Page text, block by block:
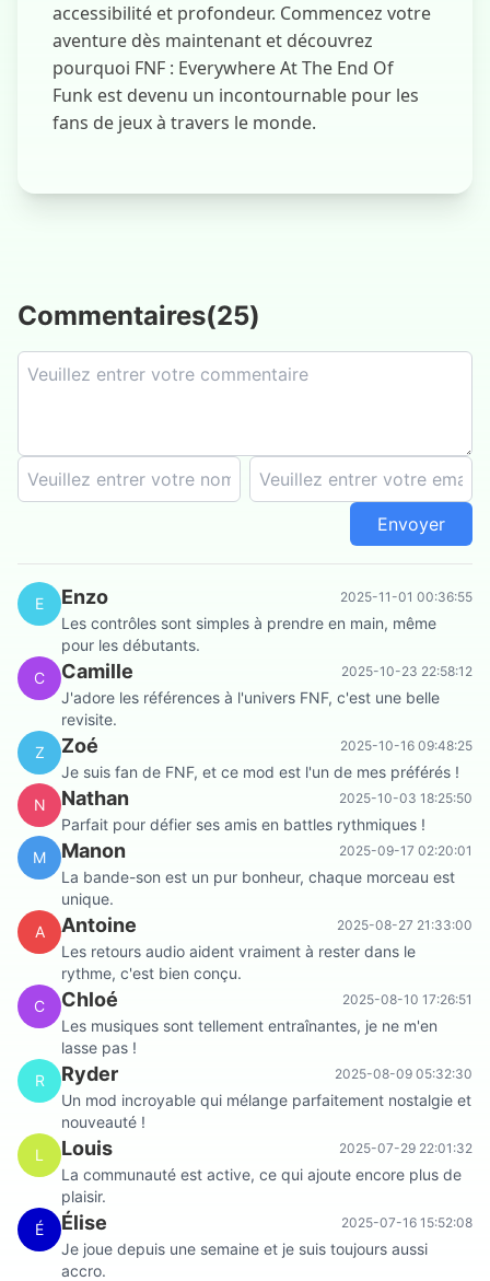
accessibilité et profondeur. Commencez votre
aventure dès maintenant et découvrez
pourquoi FNF : Everywhere At The End Of
Funk est devenu un incontournable pour les
fans de jeux à travers le monde.
Commentaires(25)
Envoyer
E Enzo 2025-11-01 00:36:55
Les contrôles sont simples à prendre en main, même
pour les débutants.
C
Camille 2025-10-23 22:58:12
J'adore les références à l'univers FNF, c'est une belle
revisite.
Z
Zoé 2025-10-16 09:48:25
Je suis fan de FNF, et ce mod est l'un de mes préférés !
N
Nathan 2025-10-03 18:25:50
Parfait pour défier ses amis en battles rythmiques !
M
Manon 2025-09-17 02:20:01
La bande-son est un pur bonheur, chaque morceau est
unique.
A
Antoine 2025-08-27 21:33:00
Les retours audio aident vraiment à rester dans le
rythme, c'est bien conçu.
C
Chloé 2025-08-10 17:26:51
Les musiques sont tellement entraînantes, je ne m'en
lasse pas !
R
Ryder 2025-08-09 05:32:30
Un mod incroyable qui mélange parfaitement nostalgie et
nouveauté !
L
Louis 2025-07-29 22:01:32
La communauté est active, ce qui ajoute encore plus de
plaisir.
É
Élise 2025-07-16 15:52:08
Je joue depuis une semaine et je suis toujours aussi
accro.